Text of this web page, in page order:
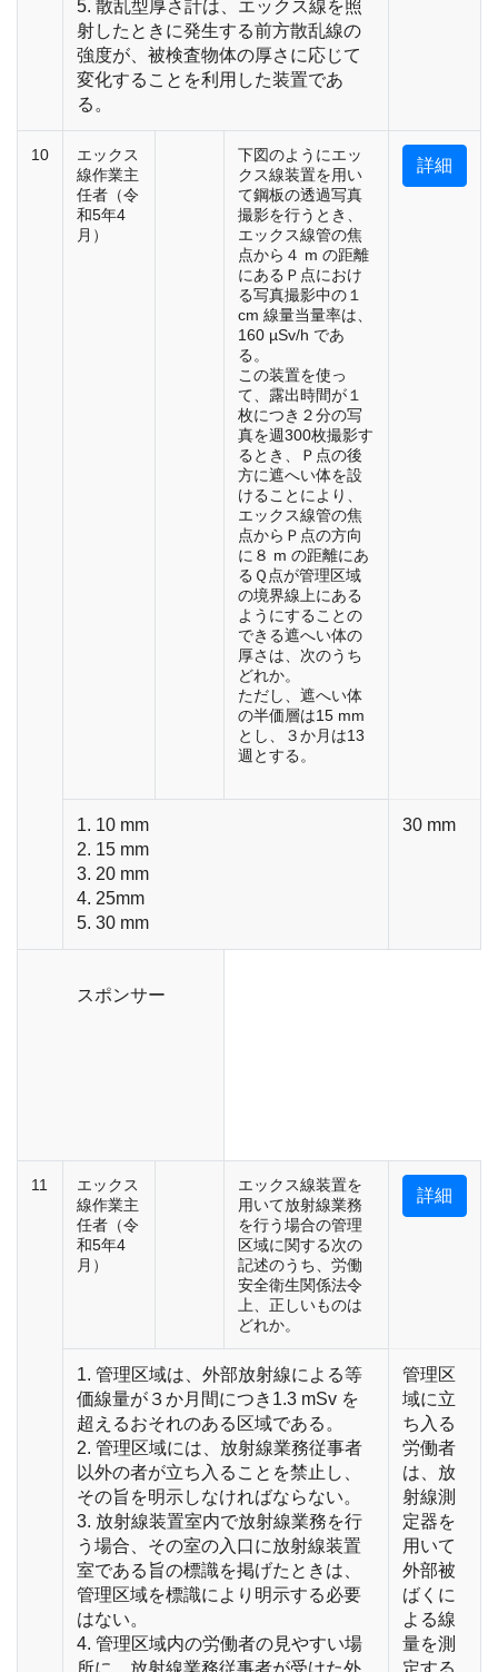
5. 散乱型厚さ計は、エックス線を照
射したときに発生する前方散乱線の
強度が、被検査物体の厚さに応じて
変化することを利用した装置であ
る。
10
エックス
線作業主
任者（令
和5年4
月）
下図のようにエッ
クス線装置を用い
て鋼板の透過写真
撮影を行うとき、
エックス線管の焦
点から４ m の距離
にあるＰ点におけ
る写真撮影中の１
cm 線量当量率は、
160 µSv/h であ
る。
この装置を使っ
て、露出時間が１
枚につき２分の写
真を週300枚撮影す
るとき、Ｐ点の後
方に遮へい体を設
けることにより、
エックス線管の焦
点からＰ点の方向
に８ m の距離にあ
るＱ点が管理区域
の境界線上にある
ようにすることの
できる遮へい体の
厚さは、次のうち
どれか。
ただし、遮へい体
の半価層は15 mm
とし、３か月は13
週とする。
詳細
1. 10 mm
2. 15 mm
3. 20 mm
4. 25mm
5. 30 mm
30 mm
スポンサー
11
エックス
線作業主
任者（令
和5年4
月）
エックス線装置を
用いて放射線業務
を行う場合の管理
区域に関する次の
記述のうち、労働
安全衛生関係法令
上、正しいものは
どれか。
詳細
1. 管理区域は、外部放射線による等
価線量が３か月間につき1.3 mSv を
超えるおそれのある区域である。
2. 管理区域には、放射線業務従事者
以外の者が立ち入ることを禁止し、
その旨を明示しなければならない。
3. 放射線装置室内で放射線業務を行
う場合、その室の入口に放射線装置
室である旨の標識を掲げたときは、
管理区域を標識により明示する必要
はない。
4. 管理区域内の労働者の見やすい場
管理区
域に立
ち入る
労働者
は、放
射線測
定器を
用いて
外部被
ばくに
よる線
量を測